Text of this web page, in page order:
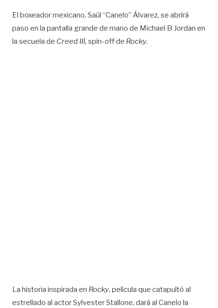
El boxeador mexicano, Saúl “Canelo” Álvarez, se abrirá
paso en la pantalla grande de mano de Michael B Jordan en
la secuela de Creed III, spin-off de Rocky.
La historia inspirada en Rocky, película que catapultó al
estrellado al actor Sylvester Stallone, dará al Canelo la